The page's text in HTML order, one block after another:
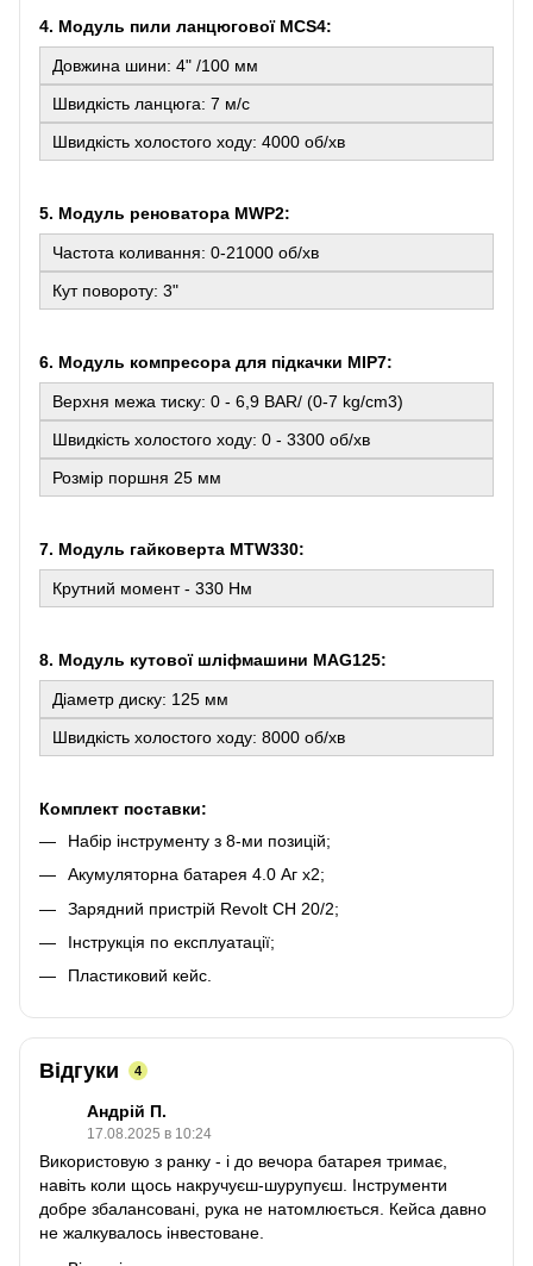
4. Модуль пили ланцюгової MCS4:
Довжина шини: 4" /100 мм
Швидкість ланцюга: 7 м/с
Швидкість холостого ходу: 4000 об/хв
5. Модуль реноватора MWP2:
Частота коливання: 0-21000 об/хв
Кут повороту: 3"
6. Модуль компресора для підкачки MIP7:
Верхня межа тиску: 0 - 6,9 BAR/ (0-7 kg/cm3)
Швидкість холостого ходу: 0 - 3300 об/хв
Розмір поршня 25 мм
7. Модуль гайковерта MTW330:
Крутний момент - 330 Нм
8. Модуль кутової шліфмашини MAG125:
Діаметр диску: 125 мм
Швидкість холостого ходу: 8000 об/хв
Комплект поставки:
Набір інструменту з 8-ми позицій;
Акумуляторна батарея 4.0 Аг х2;
Зарядний пристрій Revolt CH 20/2;
Інструкція по експлуатації;
Пластиковий кейс.
Відгуки 4
Андрій П.
17.08.2025 в 10:24
Використовую з ранку - і до вечора батарея тримає,
навіть коли щось накручуєш-шурупуєш. Інструменти
добре збалансовані, рука не натомлюється. Кейса давно
не жалкувалось інвестоване.